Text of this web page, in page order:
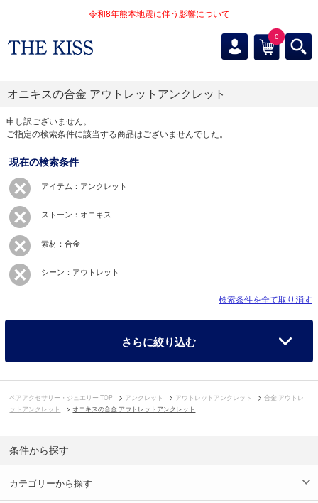
令和8年熊本地震に伴う影響について
0
オニキスの合金 アウトレットアンクレット
申し訳ございません。
ご指定の検索条件に該当する商品はございませんでした。
現在の検索条件
アイテム：アンクレット
ストーン：オニキス
素材：合金
シーン：アウトレット
検索条件を全て取り消す
さらに絞り込む
ペアアクセサリー・ジュエリー TOP アンクレット アウトレットアンクレット
合金 アウトレ
ットアンクレット
オニキスの合金 アウトレットアンクレット
条件から探す
カテゴリーから探す